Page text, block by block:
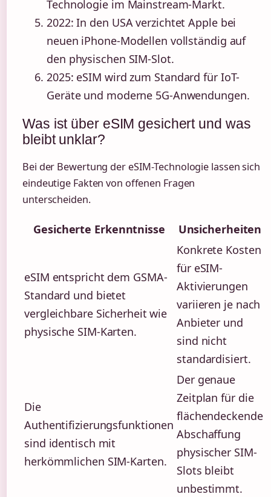
Technologie im Mainstream-Markt.
2022: In den USA verzichtet Apple bei
neuen iPhone-Modellen vollständig auf
den physischen SIM-Slot.
2025: eSIM wird zum Standard für IoT-
Geräte und moderne 5G-Anwendungen.
Was ist über eSIM gesichert und was
bleibt unklar?
Bei der Bewertung der eSIM-Technologie lassen sich
eindeutige Fakten von offenen Fragen
unterscheiden.
Gesicherte Erkenntnisse Unsicherheiten
eSIM entspricht dem GSMA-
Standard und bietet
vergleichbare Sicherheit wie
physische SIM-Karten.
Konkrete Kosten
für eSIM-
Aktivierungen
variieren je nach
Anbieter und
sind nicht
standardisiert.
Die
Authentifizierungsfunktionen
sind identisch mit
herkömmlichen SIM-Karten.
Der genaue
Zeitplan für die
flächendeckende
Abschaffung
physischer SIM-
Slots bleibt
unbestimmt.